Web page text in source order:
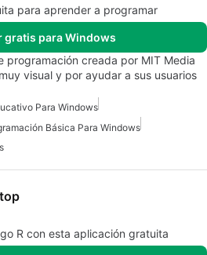
para aprender a programar
gratis para Windows
programación creada por MIT Media
visual y por ayudar a sus usuarios
Para Windows
Básica Para Windows
R con esta aplicación gratuita